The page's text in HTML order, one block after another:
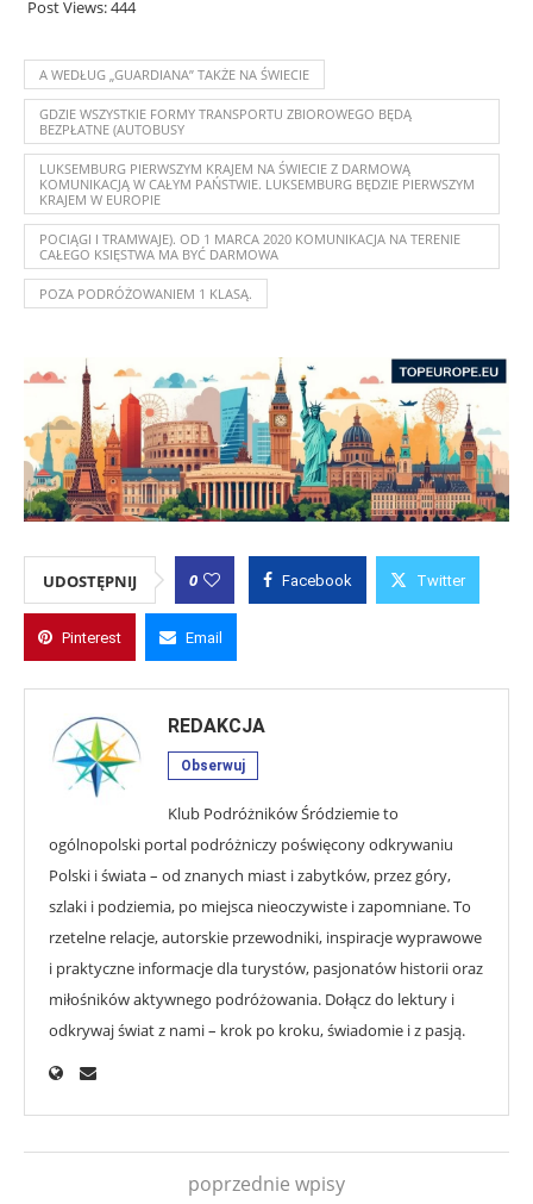
Post Views:444
A WEDŁUG „GUARDIANA” TAKŻE NA ŚWIECIE
GDZIE WSZYSTKIE FORMY TRANSPORTU ZBIOROWEGO BĘDĄ
BEZPŁATNE (AUTOBUSY
LUKSEMBURG PIERWSZYM KRAJEM NA ŚWIECIE Z DARMOWĄ
KOMUNIKACJĄ W CAŁYM PAŃSTWIE. LUKSEMBURG BĘDZIE PIERWSZYM
KRAJEM W EUROPIE
POCIĄGI I TRAMWAJE). OD 1 MARCA 2020 KOMUNIKACJA NA TERENIE
CAŁEGO KSIĘSTWA MA BYĆ DARMOWA
POZA PODRÓŻOWANIEM 1 KLASĄ.
UDOSTĘPNIJ 0 Facebook Twitter
Pinterest Email
REDAKCJA
Obserwuj
Klub Podróżników Śródziemie to
ogólnopolski portal podróżniczy poświęcony odkrywaniu
Polski i świata – od znanych miast i zabytków, przez góry,
szlaki i podziemia, po miejsca nieoczywiste i zapomniane. To
rzetelne relacje, autorskie przewodniki, inspiracje wyprawowe
i praktyczne informacje dla turystów, pasjonatów historii oraz
miłośników aktywnego podróżowania. Dołącz do lektury i
odkrywaj świat z nami – krok po kroku, świadomie i z pasją.
poprzednie wpisy